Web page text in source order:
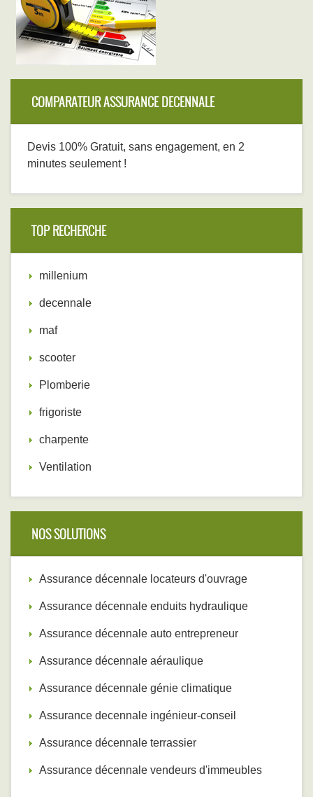
COMPARATEUR ASSURANCE DECENNALE
Devis 100% Gratuit, sans engagement, en 2
minutes seulement !
TOP RECHERCHE
millenium
decennale
maf
scooter
Plomberie
frigoriste
charpente
Ventilation
NOS SOLUTIONS
Assurance décennale locateurs d'ouvrage
Assurance décennale enduits hydraulique
Assurance décennale auto entrepreneur
Assurance décennale aéraulique
Assurance décennale génie climatique
Assurance decennale ingénieur-conseil
Assurance décennale terrassier
Assurance décennale vendeurs d'immeubles